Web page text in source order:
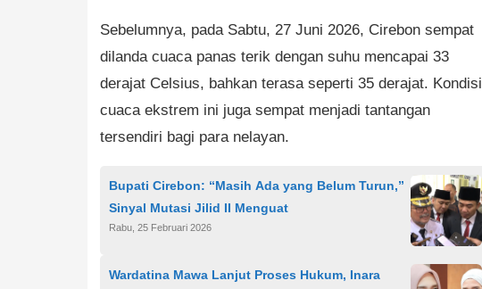
Sebelumnya, pada Sabtu, 27 Juni 2026, Cirebon sempat
dilanda cuaca panas terik dengan suhu mencapai 33
derajat Celsius, bahkan terasa seperti 35 derajat. Kondisi
cuaca ekstrem ini juga sempat menjadi tantangan
tersendiri bagi para nelayan.
Bupati Cirebon: “Masih Ada yang Belum Turun,”
Sinyal Mutasi Jilid II Menguat
Rabu, 25 Februari 2026
Wardatina Mawa Lanjut Proses Hukum, Inara